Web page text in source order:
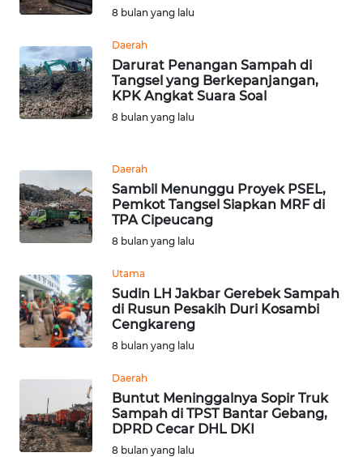
8 bulan yang lalu
Daerah
Darurat Penangan Sampah di
Tangsel yang Berkepanjangan,
KPK Angkat Suara Soal
8 bulan yang lalu
Daerah
Sambil Menunggu Proyek PSEL,
Pemkot Tangsel Siapkan MRF di
TPA Cipeucang
8 bulan yang lalu
Utama
Sudin LH Jakbar Gerebek Sampah
di Rusun Pesakih Duri Kosambi
Cengkareng
8 bulan yang lalu
Daerah
Buntut Meninggalnya Sopir Truk
Sampah di TPST Bantar Gebang,
DPRD Cecar DHL DKI
8 bulan yang lalu
SULUT
WN
MALUKU
WN
WN
DAIRI
WN
DANAU
WN
NIAS
WN
TAPANULI